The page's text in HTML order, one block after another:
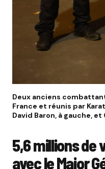
Deux anciens
France et réunis par
David Baron, à gauche,
5,6 millions de
avec le Major